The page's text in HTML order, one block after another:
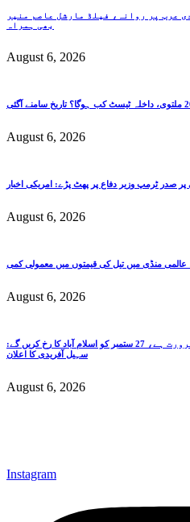
عرب پر روانہ، فیلڈ مارشل عاصم منیر
بھی ہمراہ
August 6, 2026
August 6, 2026
صدر ٹرمپ وزیر دفاع پر پھٹ پڑے: امریکی اخبار
August 6, 2026
عالمی منڈی میں تیل کی قیمتوں میں معمولی کمی
August 6, 2026
نوجوانوں آپکے لیڈر کو آپکی ضرورت ہے، 27 ستمبر کو اسلام آباد کا رخ کریں گے:
سہیل آفریدی کا اعلان
August 6, 2026
Instagram